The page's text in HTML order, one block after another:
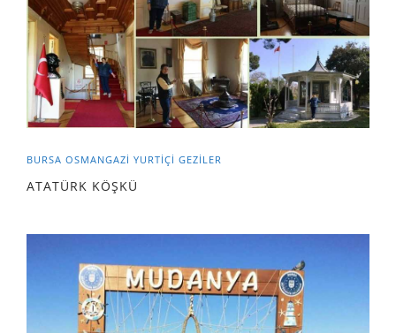
BURSA OSMANGAZİ YURTIÇI GEZILER
ATATÜRK KÖŞKÜ